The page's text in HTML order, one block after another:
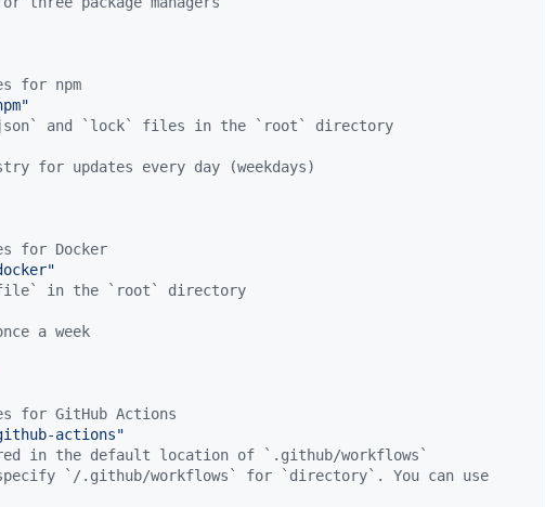
for npm
and `lock` files in the `root` directory
for updates every day (weekdays)
for Docker
in the `root` directory
a week
for GitHub Actions
actions"
in the default location of `.github/workflows`
`/.github/workflows` for `directory`. You can use